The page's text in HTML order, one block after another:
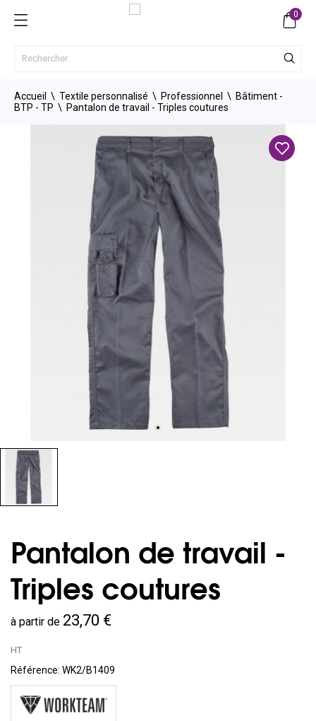
0
Accueil Textile personnalisé Professionnel
Bâtiment -
BTP - TP
Pantalon de travail - Triples coutures
Pantalon de travail -
Triples coutures
à partir de 23,70 €
HT
Référence: WK2/B1409